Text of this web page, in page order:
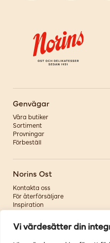
Vi värdesätter din
Genvägar
Våra butiker
Sortiment
Provningar
Förbeställ
Norins Ost
Kontakta oss
För återförsäljare
Inspiration
Om oss